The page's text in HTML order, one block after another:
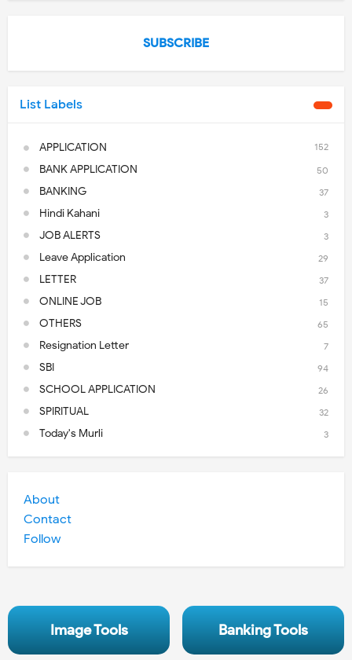
SUBSCRIBE
List Labels
APPLICATION 152
BANK APPLICATION 50
BANKING 37
Hindi Kahani 3
JOB ALERTS 3
Leave Application 29
LETTER 37
ONLINE JOB 15
OTHERS 65
Resignation Letter 7
SBI 94
SCHOOL APPLICATION 26
SPIRITUAL 32
Today's Murli 3
About
Contact
Follow
Image Tools Banking Tools